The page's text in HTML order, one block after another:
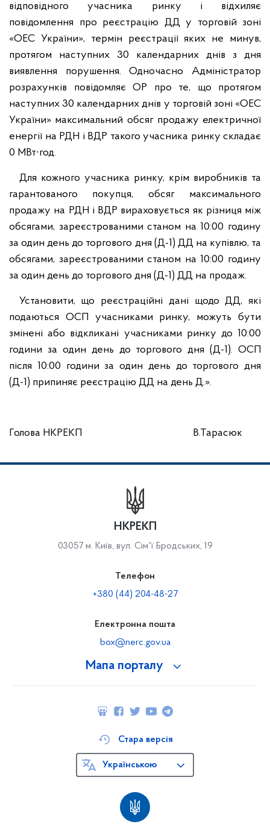
відповідного учасника ринку і відхиляє
повідомлення про реєстрацію ДД у торговій зоні
«ОЕС України», термін реєстрації яких не минув,
протягом наступних 30 календарних днів з дня
виявлення порушення. Одночасно Адміністратор
розрахунків повідомляє ОР про те, що протягом
наступних 30 календарних днів у торговій зоні «ОЕС
України» максимальний обсяг продажу електричної
енергії на РДН і ВДР такого учасника ринку складає
0 МВт∙год.
Для кожного учасника ринку, крім виробників та
гарантованого покупця, обсяг максимального
продажу на РДН і ВДР вираховується як різниця між
обсягами, зареєстрованими станом на 10:00 годину
за один день до торгового дня (Д-1) ДД на купівлю, та
обсягами, зареєстрованими станом на 10:00 годину
за один день до торгового дня (Д-1) ДД на продаж.
Установити, що реєстраційні дані щодо ДД, які
подаються ОСП учасниками ринку, можуть бути
змінені або відкликані учасниками ринку до 10:00
години за один день до торгового дня (Д-1). ОСП
після 10:00 години за один день до торгового дня
(Д-1) припиняє реєстрацію ДД на день Д.».
Голова НКРЕКП В.Тарасюк
Мапа порталу
НКРЕКП
03057 м. Київ, вул. Сімʼї Бродських, 19
Телефон
+380 (44) 204-48-27
Електронна пошта
box@nerc.gov.ua
Стара версія
Українською